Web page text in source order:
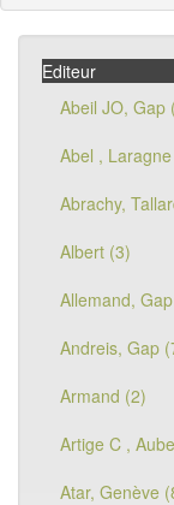
Editeur
Abeil JO, Gap
Abel ,
Abrachy,
Albert (3)
Allemand,
Andreis, Gap
Armand (2)
Artige C ,
Atar, Genève